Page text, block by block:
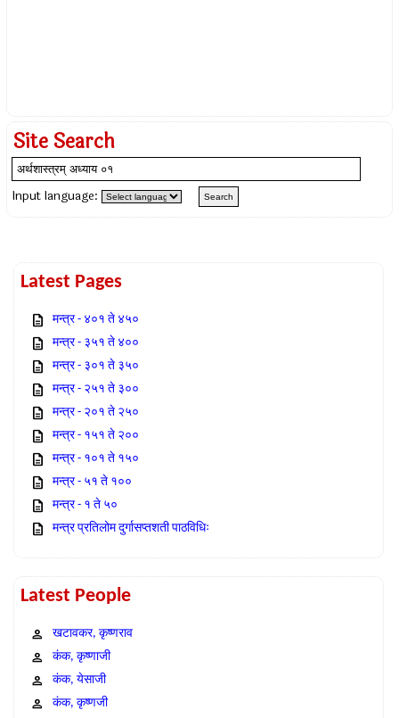
Site Search
Input language:
Latest Pages
मन्त्र - ४०१ ते ४५०
मन्त्र - ३५१ ते ४००
मन्त्र - ३०१ ते ३५०
मन्त्र - २५१ ते ३००
मन्त्र - २०१ ते २५०
मन्त्र - १५१ ते २००
मन्त्र - १०१ ते १५०
मन्त्र - ५१ ते १००
मन्त्र - १ ते ५०
मन्त्र प्रतिलोम दुर्गासप्तशती पाठविधिः
Latest People
खटावकर, कृष्णराव
कंक, कृष्णाजी
कंक, येसाजी
कंक, कृष्णजी